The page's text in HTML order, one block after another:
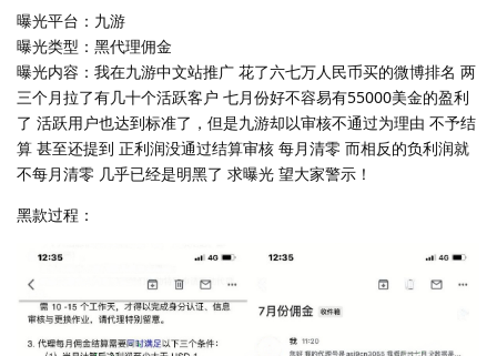
曝光平台：九游
曝光类型：黑代理佣金
曝光内容：我在九游中文站推广 花了六七万人民币买的微博排名 两
三个月拉了有几十个活跃客户 七月份好不容易有55000美金的盈利
了 活跃用户也达到标准了，但是九游却以审核不通过为理由 不予结
算 甚至还提到 正利润没通过结算审核 每月清零 而相反的负利润就
不每月清零 几乎已经是明黑了 求曝光 望大家警示！
黑款过程：